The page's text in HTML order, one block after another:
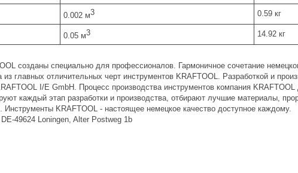
0.002 м3 0.59 кг
0.05 м3 14.92 кг
созданы специально для профессионалов. Гармоничное сочетание
из главных отличительных черт инструментов KRAFTOOL. Разработкой и
I/E GmbH. Процесс производства инструментов компания
каждый этап разработки и производства, отбирают лучшие материалы,
KRAFTOOL - настоящее немецкое качество доступное каждому.
49624 Loningen, Alter Postweg 1b